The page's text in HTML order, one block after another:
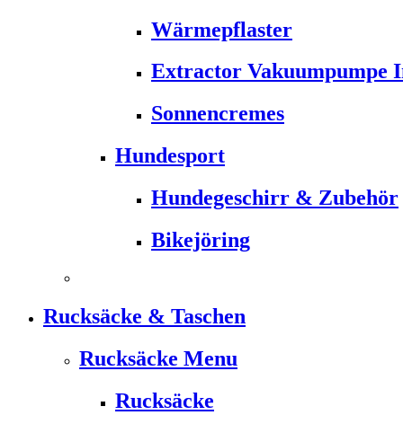
Wärmepflaster
Extractor Vakuumpumpe
Sonnencremes
Hundesport
Hundegeschirr & Zubehör
Bikejöring
Rucksäcke & Taschen
Rucksäcke Menu
Rucksäcke